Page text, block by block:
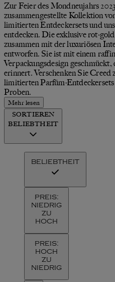
Zur Feier des Mondneujahrs
zusammengestellte Kollektion
limitierten Entdeckersets und
entdecken. Die exklusive rot-
zusammen mit der luxuriösen
entworfen. Sie ist mit einem
Verpackungsdesign geschmückt,
erinnert. Verschenken Sie Creed
limitierten Parfüm-
Proben.
Mehr lesen
SORTIEREN
BELIEBTHEIT
BELIEBTHEIT
PREIS:
NIEDRIG
ZU
HOCH
PREIS:
HOCH
ZU
NIEDRIG